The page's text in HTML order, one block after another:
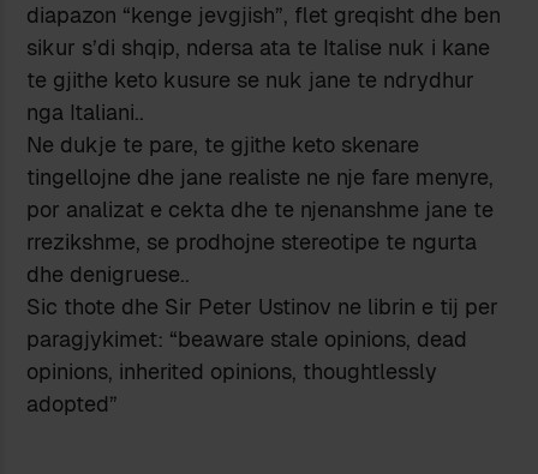
diapazon “kenge jevgjish”, flet greqisht dhe ben
sikur s’di shqip, ndersa ata te Italise nuk i kane
te gjithe keto kusure se nuk jane te ndrydhur
nga Italiani..
Ne dukje te pare, te gjithe keto skenare
tingellojne dhe jane realiste ne nje fare menyre,
por analizat e cekta dhe te njenanshme jane te
rrezikshme, se prodhojne stereotipe te ngurta
dhe denigruese..
Sic thote dhe Sir Peter Ustinov ne librin e tij per
paragjykimet: “beaware stale opinions, dead
opinions, inherited opinions, thoughtlessly
adopted”